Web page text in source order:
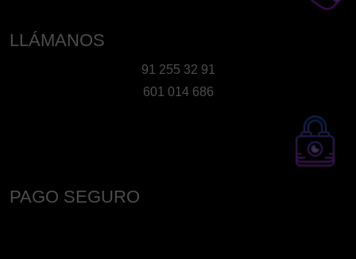
LLÁMANOS
91 255 32 91
601 014 686
PAGO SEGURO